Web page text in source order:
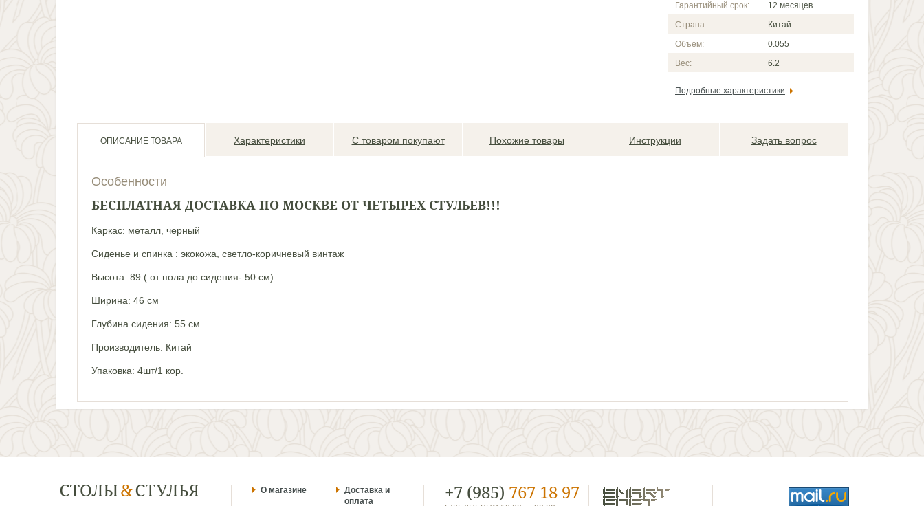
Гарантийный срок:
12 месяцев
Страна:
Китай
Объем:
0.055
Вес:
6.2
Подробные характеристики
ОПИСАНИЕ ТОВАРА Характеристики С товаром покупают Похожие товары Инструкции Задать вопрос
Особенности
БЕСПЛАТНАЯ ДОСТАВКА ПО МОСКВЕ ОТ ЧЕТЫРЕХ СТУЛЬЕВ!!!
Каркас: металл, черный
Сиденье и спинка : экокожа, светло-коричневый винтаж
Высота: 89 ( от пола до сидения- 50 см)
Ширина: 46 см
Глубина сидения: 55 см
Производитель: Китай
Упаковка: 4шт/1 кор.
О магазине
Доставка и
оплата
+7 (985) 767 18 97